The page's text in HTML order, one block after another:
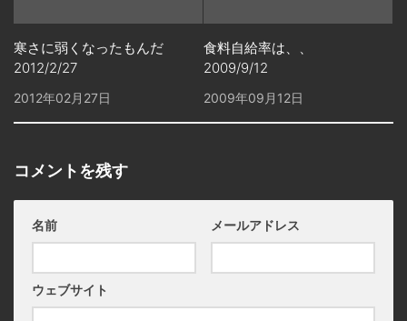
寒さに弱くなったもんだ
2012/2/27
2012年02月27日
食料自給率は、、
2009/9/12
2009年09月12日
コメントを残す
名前 メールアドレス
ウェブサイト